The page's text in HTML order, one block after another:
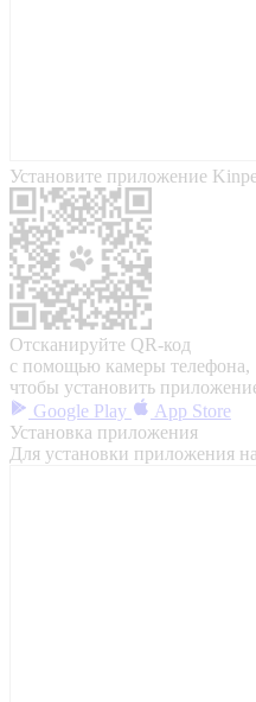
Установите приложение
Отсканируйте QR-код
с помощью камеры телефона,
чтобы установить
Google Play
App Store
Установка приложения
Для установки приложения